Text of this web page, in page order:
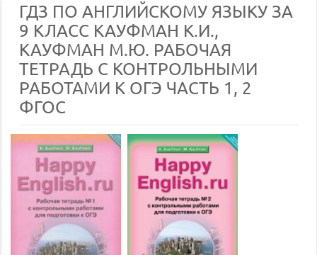
ГДЗ ПО АНГЛИЙСКОМУ ЯЗЫКУ ЗА
9 КЛАСС КАУФМАН К.И.,
КАУФМАН М.Ю. РАБОЧАЯ
ТЕТРАДЬ С КОНТРОЛЬНЫМИ
РАБОТАМИ К ОГЭ ЧАСТЬ 1, 2
ФГОС